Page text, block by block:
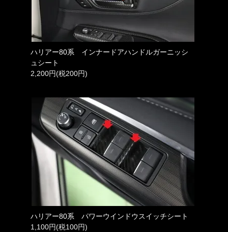
ハリアー80系 インナードアハンドルガーニッシ
ュシート
2,200円(税200円)
ハリアー80系 パワーウインドウスイッチシート
1,100円(税100円)